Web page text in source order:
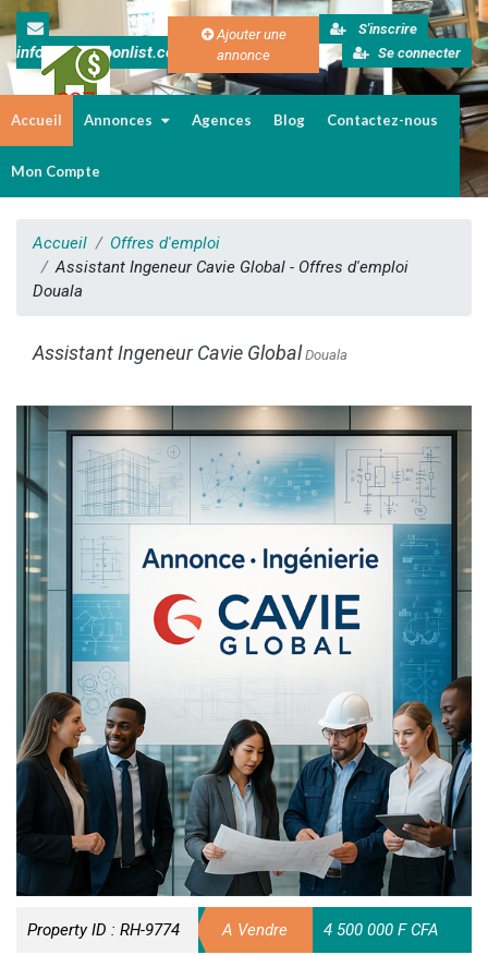
info@cameroonlist.com
Ajouter une
annonce
S'inscrire
Se connecter
Accueil Annonces Agences Blog Contactez-nous
Mon Compte
Accueil
Offres d'emploi
Assistant Ingeneur Cavie Global - Offres d'emploi
Douala
Assistant Ingeneur Cavie Global Douala
Property ID : RH-9774 A Vendre 4 500 000 F CFA